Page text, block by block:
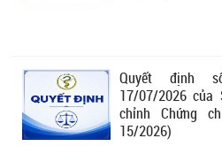
Quyết định
17/07/2026 của
chỉnh Chứng
15/2026)